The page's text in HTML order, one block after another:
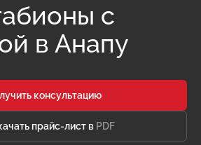
с
в Анапу
консультацию
прайс-лист в PDF